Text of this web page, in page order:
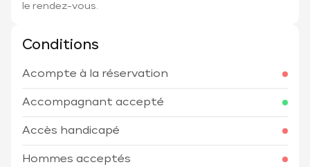
le rendez-vous.
Conditions
Acompte à la réservation
Accompagnant accepté
Accès handicapé
Hommes acceptés